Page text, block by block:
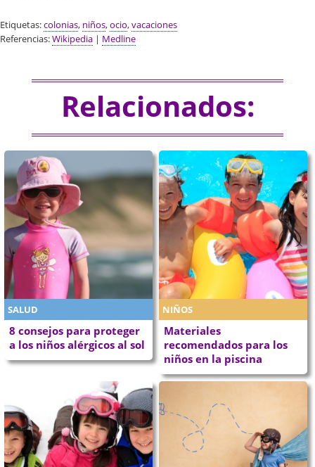
Etiquetas:colonias, niños,ocio,vacaciones
Referencias:Wikipedia | Medline
Relacionados:
SALUD
8 consejos para proteger
a los niños alérgicos al sol
NIÑOS
Materiales
recomendados para los
niños en la piscina